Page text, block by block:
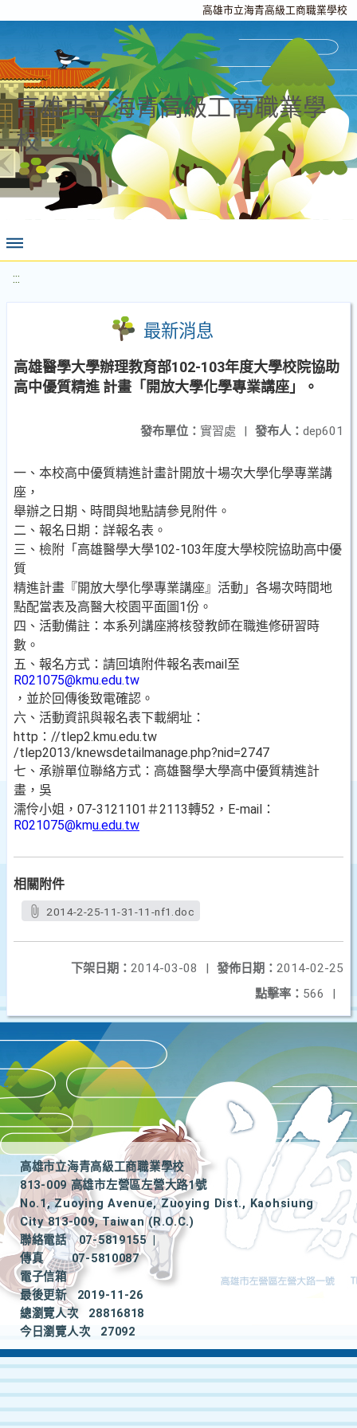
高雄市立海青高級工商職業學校
高雄市立海青高級工商職業學
校
:::
最新消息
高雄醫學大學辦理教育部102-103年度大學校院協助
高中優質精進 計畫「開放大學化學專業講座」。
發布人： dep601
發布單位： 實習處 |
一、本校高中優質精進計畫計開放十場次大學化學專業講
座，
舉辦之日期、時間與地點請參見附件。
二、報名日期：詳報名表。
三、檢附「高雄醫學大學102-103年度大學校院協助高中優
質
精進計畫『開放大學化學專業講座』活動」各場次時間地
點配當表及高醫大校園平面圖1份。
四、活動備註：本系列講座將核發教師在職進修研習時
數。
五、報名方式：請回填附件報名表mail至
R021075@kmu.edu.tw
，並於回傳後致電確認。
六、活動資訊與報名表下載網址：
http：//tlep2.kmu.edu.tw
/tlep2013/knewsdetailmanage.php?nid=2747
七、承辦單位聯絡方式：高雄醫學大學高中優質精進計
畫，吳
濡伶小姐，07-3121101＃2113轉52，E-mail：
R021075@kmu.edu.tw
相關附件
2014-2-25-11-31-11-nf1.doc
發佈日期： 2014-02-25
下架日期： 2014-03-08
|
點擊率： 566 |
高雄市立海青高級工商職業學校
813-009 高雄市左營區左營大路1號
No.1, Zuoying Avenue, Zuoying Dist., Kaohsiung
City 813-009, Taiwan (R.O.C.)
聯絡電話
07-5819155
|
傳真
07-5810087
電子信箱
最後更新
2019-11-26
總瀏覽人次
28816818
今日瀏覽人次
27092